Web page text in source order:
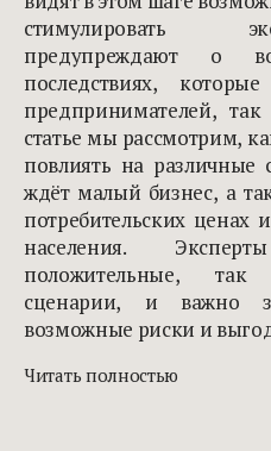
стимулировать
предупреждают о
последствиях,
предпринимателей,
статье мы рассмотрим,
повлиять на различные
ждёт малый бизнес, а
потребительских ценах
населения.
положительные,
сценарии, и важно
возможные риски и
Читать полностью